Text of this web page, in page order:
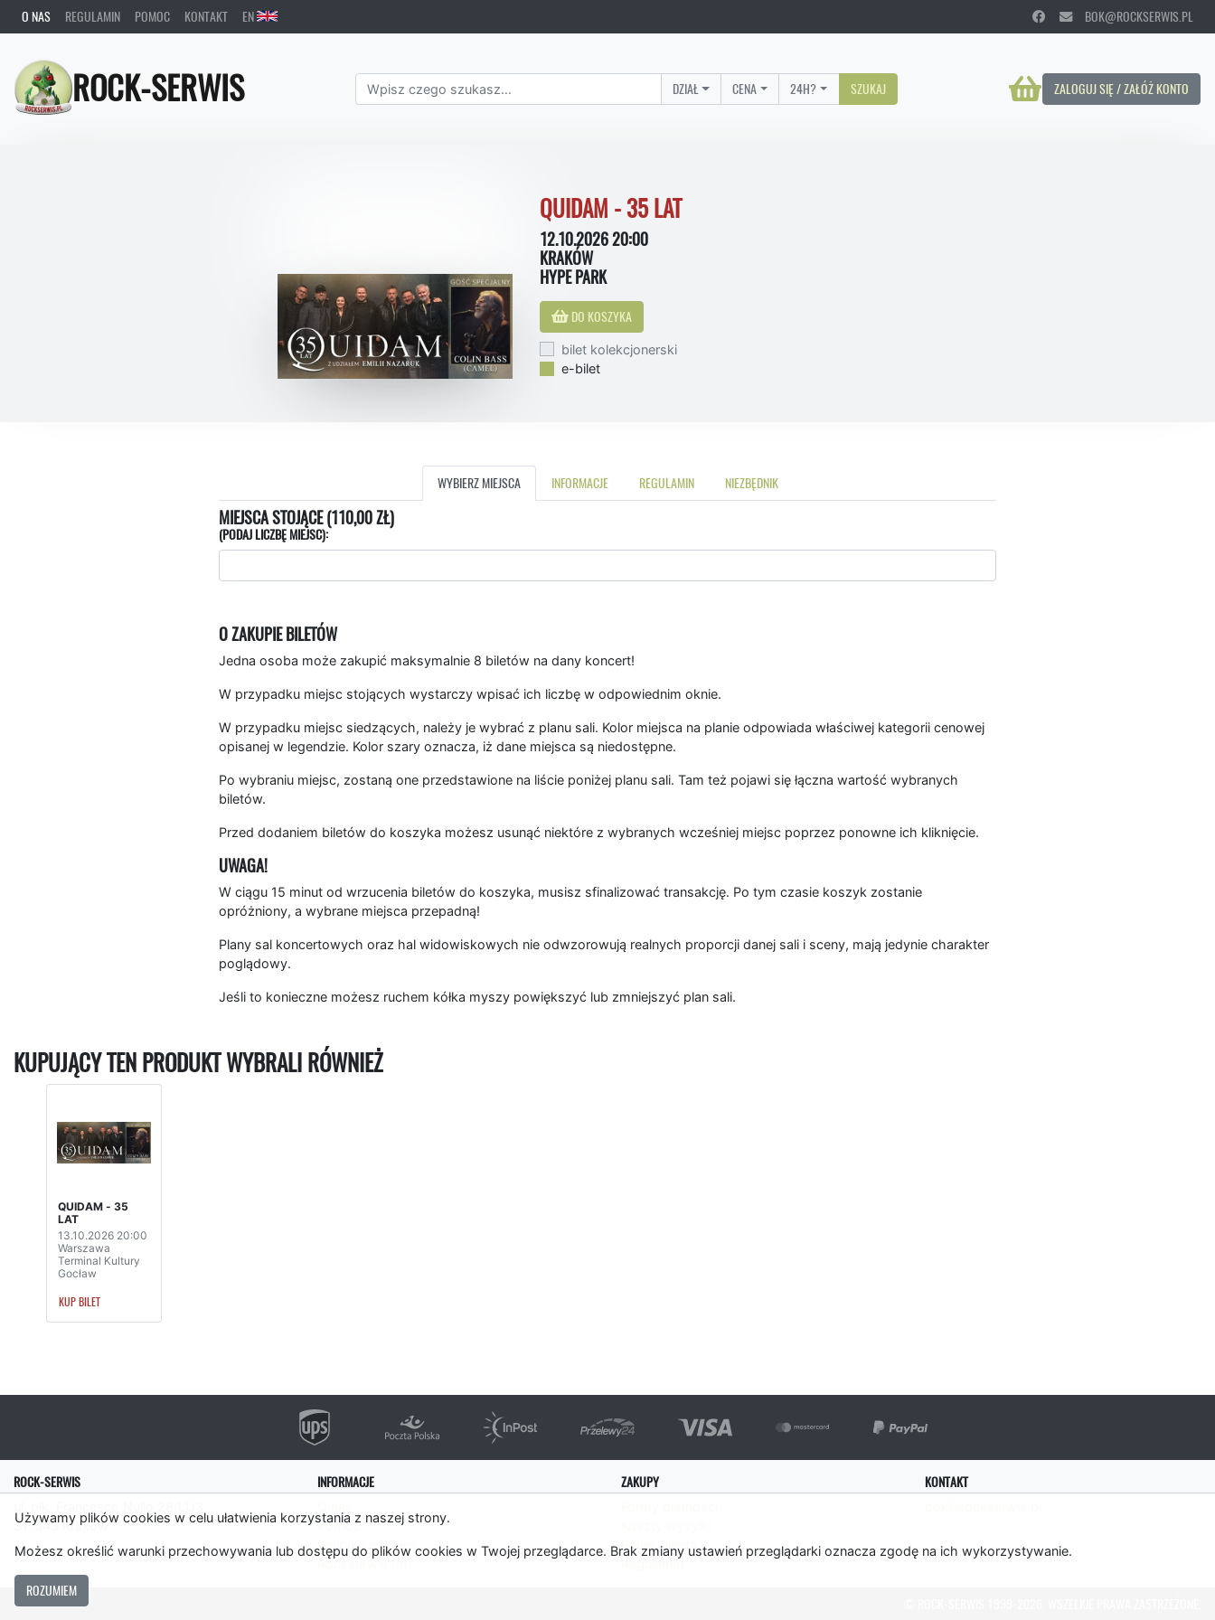
Używamy plików cookies w celu ułatwienia korzystania z naszej strony.
Możesz określić warunki przechowywania lub dostępu do plików cookies w Twojej przeglądarce. Brak zmiany ustawień przeglądarki oznacza zgodę na ich wykorzystywanie.
ROZUMIEM
O NAS REGULAMIN POMOC KONTAKT EN BOK@ROCKSERWIS.PL
ROCK-SERWIS ZALOGUJ SIĘ / ZAŁÓŻ KONTO
DZIAŁ CENA 24H? SZUKAJ
QUIDAM - 35 LAT
12.10.2026 20:00
KRAKÓW
HYPE PARK
DO KOSZYKA
bilet kolekcjonerski
e-bilet
WYBIERZ MIEJSCA INFORMACJE REGULAMIN NIEZBĘDNIK
MIEJSCA STOJĄCE (110,00 ZŁ)
(PODAJ LICZBĘ MIEJSC):
O ZAKUPIE BILETÓW
Jedna osoba może zakupić maksymalnie 8 biletów na dany koncert!
W przypadku miejsc stojących wystarczy wpisać ich liczbę w odpowiednim oknie.
W przypadku miejsc siedzących, należy je wybrać z planu sali. Kolor miejsca na planie odpowiada właściwej kategorii cenowej
opisanej w legendzie. Kolor szary oznacza, iż dane miejsca są niedostępne.
Po wybraniu miejsc, zostaną one przedstawione na liście poniżej planu sali. Tam też pojawi się łączna wartość wybranych
biletów.
Przed dodaniem biletów do koszyka możesz usunąć niektóre z wybranych wcześniej miejsc poprzez ponowne ich kliknięcie.
UWAGA!
W ciągu 15 minut od wrzucenia biletów do koszyka, musisz sfinalizować transakcję. Po tym czasie koszyk zostanie
opróżniony, a wybrane miejsca przepadną!
Plany sal koncertowych oraz hal widowiskowych nie odwzorowują realnych proporcji danej sali i sceny, mają jedynie charakter
poglądowy.
Jeśli to konieczne możesz ruchem kółka myszy powiększyć lub zmniejszyć plan sali.
KUPUJĄCY TEN PRODUKT WYBRALI RÓWNIEŻ
QUIDAM - 35
LAT
13.10.2026 20:00
Warszawa
Terminal Kultury
Gocław
KUP BILET
ROCK-SERWIS
31-543 Kraków
INFORMACJE
Pomoc
Polityka cookies
ZAKUPY
Panel Klienta
KONTAKT